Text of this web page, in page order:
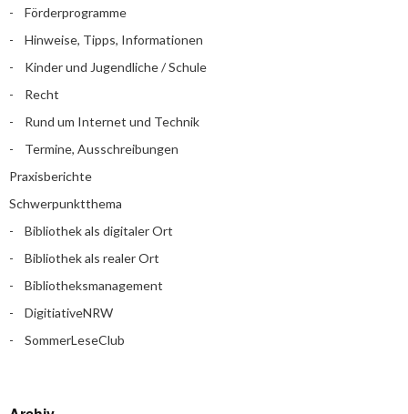
Förderprogramme
Hinweise, Tipps, Informationen
Kinder und Jugendliche / Schule
Recht
Rund um Internet und Technik
Termine, Ausschreibungen
Praxisberichte
Schwerpunktthema
Bibliothek als digitaler Ort
Bibliothek als realer Ort
Bibliotheksmanagement
DigitiativeNRW
SommerLeseClub